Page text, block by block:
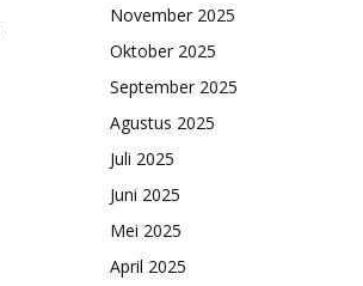
November 2025
Oktober 2025
September 2025
Agustus 2025
Juli 2025
Juni 2025
Mei 2025
April 2025